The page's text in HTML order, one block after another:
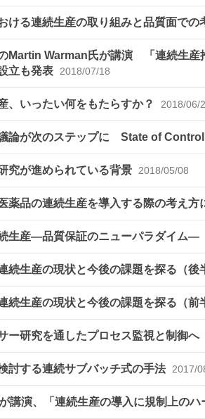
ける連続生産の取り組みと品質面での
Martin Warman氏が講演 「連続生産
立も発表
2018/07/18
、いったい何をもたらすか？ 2018/06/
論が次のステップに State of
究が進められている背景 2018/05/08
薬品の連続生産を導入する際の考え
生産―品質保証のニューパラダイム―
続生産の現状と今後の課題を探る（後
続生産の現状と今後の課題を探る（前
ー研究を通したプロセス監視と制御へ
討する連続サブバッチ式の手法 2017/
講演、「連続生産の導入に規制上の